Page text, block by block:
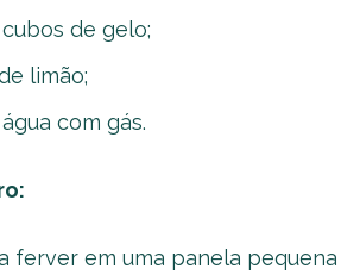
de gelo;
limão;
com gás.
ferver em uma panela pequena